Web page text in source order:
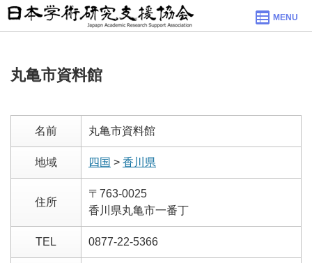
MENU
丸亀市資料館
名前 丸亀市資料館
地域 四国 > 香川県
住所
〒763-0025
香川県丸亀市一番丁
TEL 0877-22-5366